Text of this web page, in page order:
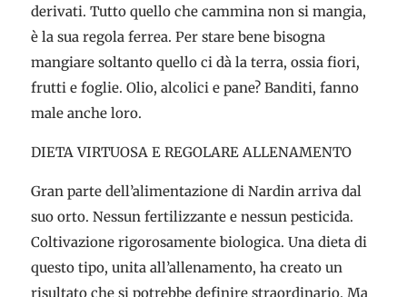
derivati. Tutto quello che cammina non si mangia,
è la sua regola ferrea. Per stare bene bisogna
mangiare soltanto quello ci dà la terra, ossia fiori,
frutti e foglie. Olio, alcolici e pane? Banditi, fanno
male anche loro.
DIETA VIRTUOSA E REGOLARE ALLENAMENTO
Gran parte dell’alimentazione di Nardin arriva dal
suo orto. Nessun fertilizzante e nessun pesticida.
Coltivazione rigorosamente biologica. Una dieta di
questo tipo, unita all’allenamento, ha creato un
risultato che si potrebbe definire straordinario. Ma